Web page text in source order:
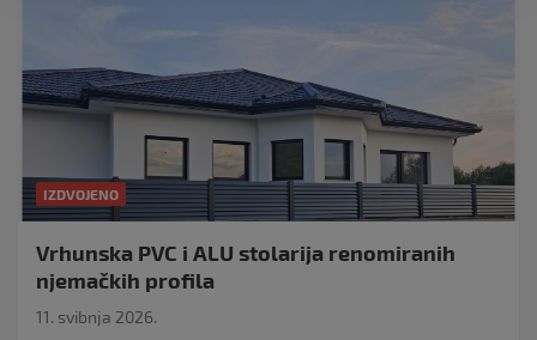
IZDVOJENO
Vrhunska PVC i ALU stolarija renomiranih
njemačkih profila
11. svibnja 2026.